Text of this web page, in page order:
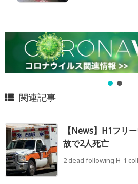
関連記事
【News】H1フリ
故で2人死亡
2 dead following H-1